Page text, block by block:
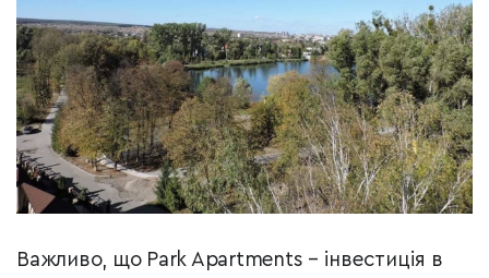
Важливо, що Park Apartments – інвестиція в